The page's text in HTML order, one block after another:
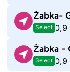
Żabka-
Select 0,9
Żabka -
Select 0,9